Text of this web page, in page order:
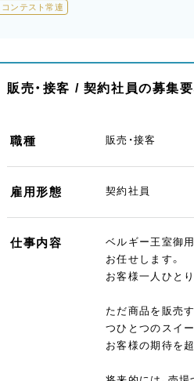
コンテスト常連
販売・接客 / 契約社員の募集
職種 販売・接客
雇用形態 契約社員
仕事内容
ベルギー王室御
お任せします。
お客様一人ひと
ただ商品を販売
つひとつのスイ
お客様の期待を